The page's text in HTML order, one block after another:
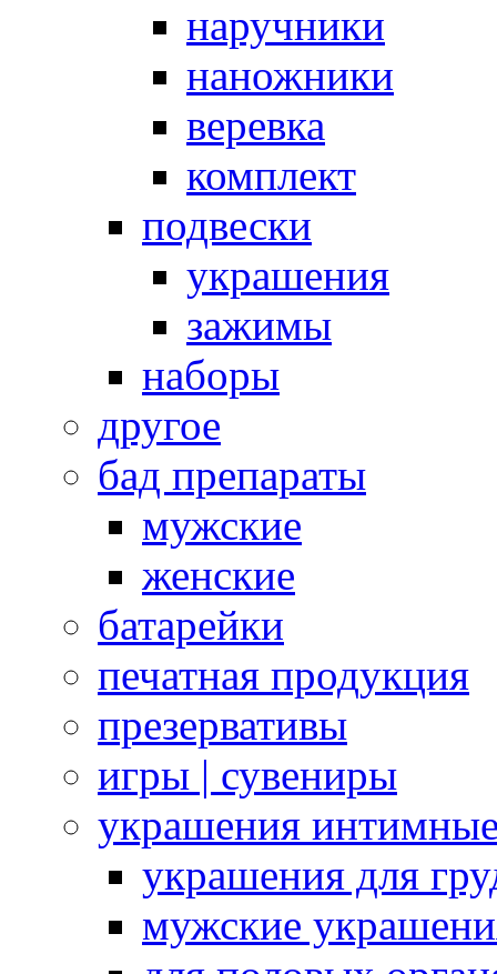
наручники
наножники
веревка
комплект
подвески
украшения
зажимы
наборы
другое
бад препараты
мужские
женские
батарейки
печатная продукция
презервативы
игры | сувениры
украшения
украшения для
мужские